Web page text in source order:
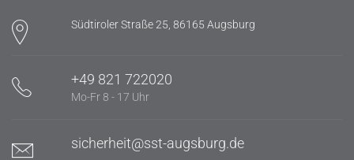
Südtiroler Straße 25, 86165 Augsburg
+49 821 722020
Mo-Fr 8 - 17 Uhr
sicherheit@sst-augsburg.de